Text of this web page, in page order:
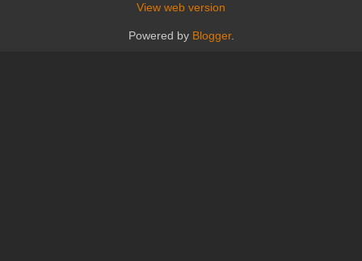
View web version
Powered by Blogger.